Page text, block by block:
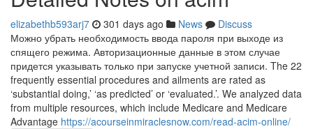
elizabethb593arj7 301 days ago News
Discuss
Можно убрать необходимость ввода пароля при выходе из
спящего режима. Авторизационные данные в этом случае
придется указывать только при запуске учетной записи. The 22
frequently essential procedures and ailments are rated as
‘substantial doing,’ ‘as predicted’ or ‘evaluated.’. We analyzed data
from multiple resources, which include Medicare and Medicare
Advantage https://acourseinmiraclesnow.com/read-acim-online/